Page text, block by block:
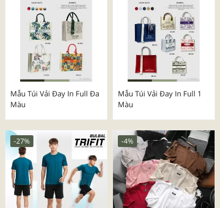
Mẫu Túi Vải Đay In Full Đa
Màu
Mẫu Túi Vải Đay In Full 1
Màu
-27% -4%